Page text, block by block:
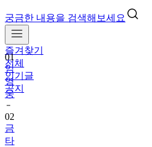
궁금한 내용을 검색해보세요
즐겨찾기
전체
인기글
공지
01
임
영
웅
02
금
타